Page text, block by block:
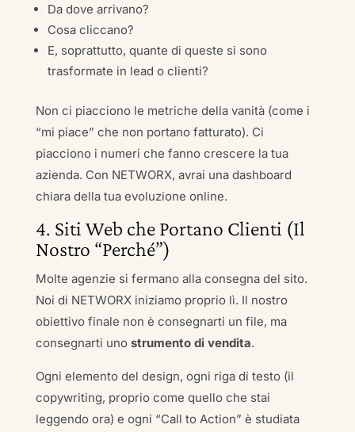
Da dove arrivano?
Cosa cliccano?
E, soprattutto, quante di queste si sono
trasformate in lead o clienti?
Non ci piacciono le metriche della vanità (come i
“mi piace” che non portano fatturato). Ci
piacciono i numeri che fanno crescere la tua
azienda. Con NETWORX, avrai una dashboard
chiara della tua evoluzione online.
4. Siti Web che Portano Clienti (Il
Nostro “Perché”)
Molte agenzie si fermano alla consegna del sito.
Noi di NETWORX iniziamo proprio lì. Il nostro
obiettivo finale non è consegnarti un file, ma
consegnarti uno strumento di vendita.
Ogni elemento del design, ogni riga di testo (il
copywriting, proprio come quello che stai
leggendo ora) e ogni “Call to Action” è studiata